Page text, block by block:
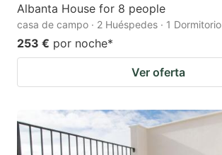
Albanta House for 8 people
casa de campo · 2 Huéspedes · 1 Dormitorio
253 € por noche*
Ver oferta